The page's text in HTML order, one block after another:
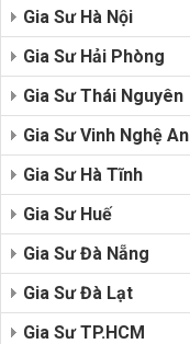
Gia Sư Hà Nội
Gia Sư Hải Phòng
Gia Sư Thái Nguyên
Gia Sư Vinh Nghệ An
Gia Sư Hà Tĩnh
Gia Sư Huế
Gia Sư Đà Nẵng
Gia Sư Đà Lạt
Gia Sư TP.HCM